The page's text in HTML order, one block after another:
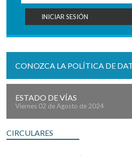
CONOZCA LA POLÍTICA DE
ESTADO DE VÍAS
Viernes 02 de Agosto de 2024
CIRCULARES